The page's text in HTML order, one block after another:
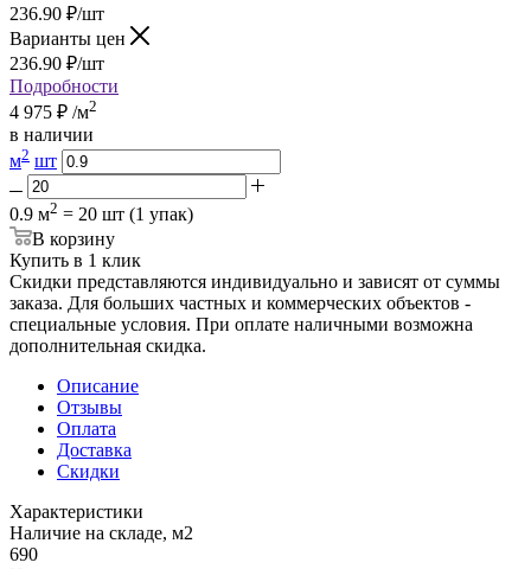
236.90 ₽/шт
Варианты цен
236.90 ₽/шт
Подробности
4 975 ₽ /м2
в наличии
м2 шт
0.9 м2 = 20 шт (1 упак)
В корзину
Купить в 1 клик
Скидки представляются индивидуально и зависят от суммы
заказа. Для больших частных и коммерческих объектов -
специальные условия. При оплате наличными возможна
дополнительная скидка.
Описание
Отзывы
Оплата
Доставка
Скидки
Характеристики
Наличие на складе, м2
690